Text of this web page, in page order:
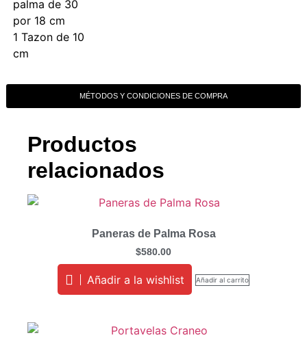
palma de 30
por 18 cm
1 Tazon de 10
cm
MÉTODOS Y CONDICIONES DE COMPRA
Productos
relacionados
Paneras de Palma Rosa
$580.00
Añadir a la wishlist Añadir al carrito